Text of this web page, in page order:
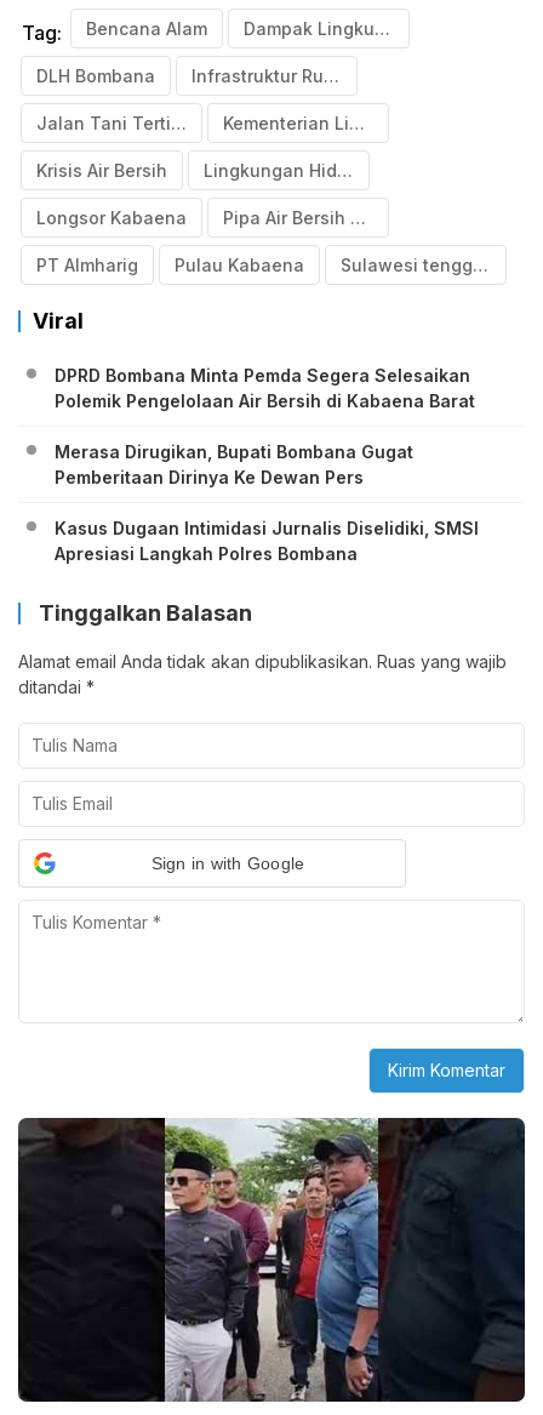
Tag: Bencana Alam Dampak Lingkungan
DLH Bombana Infrastruktur Rusak
Jalan Tani Tertimbun Kementerian Lingkungan Hidup
Krisis Air Bersih Lingkungan Hidup
Longsor Kabaena Pipa Air Bersih Patah
PT Almharig Pulau Kabaena Sulawesi tenggara
Viral
DPRD Bombana Minta Pemda Segera Selesaikan
Polemik Pengelolaan Air Bersih di Kabaena Barat
Merasa Dirugikan, Bupati Bombana Gugat
Pemberitaan Dirinya Ke Dewan Pers
Kasus Dugaan Intimidasi Jurnalis Diselidiki, SMSI
Apresiasi Langkah Polres Bombana
Tinggalkan Balasan
Alamat email Anda tidak akan dipublikasikan. Ruas yang wajib
ditandai *
Sign in with Google